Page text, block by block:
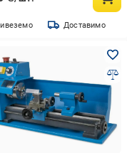
Доставимо